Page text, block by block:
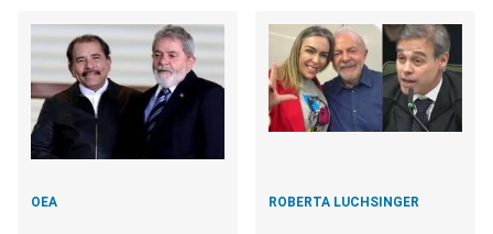
OEA ROBERTA LUCHSINGER